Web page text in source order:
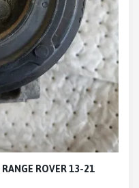
ROVER 13-21